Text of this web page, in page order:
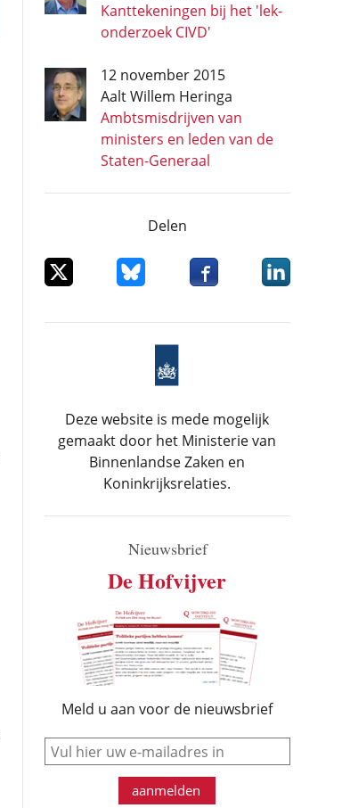
Kanttekeningen bij het 'lek-
onderzoek CIVD'
12 november 2015
Aalt Willem Heringa
Ambtsmisdrijven van
ministers en leden van de
Staten-Generaal
Delen
Deel dit item op XDeel dit item op Bluesky
Deel dit item op
Deel dit
Deze website is mede mogelijk
gemaakt door het Ministerie van
Binnenlandse Zaken en
Koninkrijksrelaties.
Nieuwsbrief
De Hofvijver
Meld u aan voor de nieuwsbrief
e-mail
aanmelden